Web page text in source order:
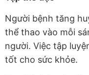
Người bệnh tăng
thể thao vào mỗi
người. Việc tập
tốt cho sức khỏe.